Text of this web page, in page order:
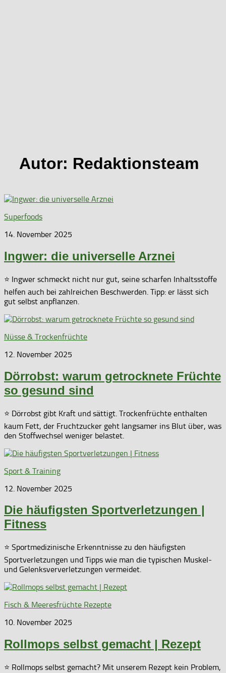
Autor: Redaktionsteam
Superfoods
14. November 2025
Ingwer: die universelle Arznei
⭐ Ingwer schmeckt nicht nur gut, seine scharfen Inhaltsstoffe
helfen auch bei zahlreichen Beschwerden. Tipp: er lässt sich
gut selbst anpflanzen.
Nüsse & Trockenfrüchte
12. November 2025
Dörrobst: warum getrocknete Früchte
so gesund sind
⭐ Dörrobst gibt Kraft und sättigt. Trockenfrüchte enthalten
kaum Fett, der Fruchtzucker geht langsamer ins Blut über, was
den Stoffwechsel weniger belastet.
Sport & Training
12. November 2025
Die häufigsten Sportverletzungen |
Fitness
⭐ Sportmedizinische Erkenntnisse zu den häufigsten
Sportverletzungen und Tipps wie man die typischen Muskel-
und Gelenksververletzungen vermeidet.
Fisch & Meeresfrüchte Rezepte
10. November 2025
Rollmops selbst gemacht | Rezept
⭐ Rollmops selbst gemacht? Mit unserem Rezept kein Problem,